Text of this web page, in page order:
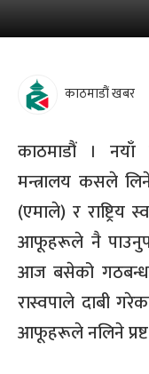
काठमाडौं खबर
काठमाडौं ।
मन्त्रालय कसले
(एमाले) र राष्ट्रिय
आफूहरूले नै
आज बसेको
रास्वपाले दाबी
आफूहरूले नलिने प्रष्ट